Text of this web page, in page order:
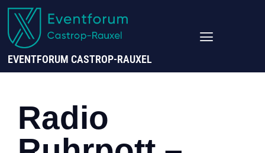
EVENTFORUM CASTROP-RAUXEL
Radio